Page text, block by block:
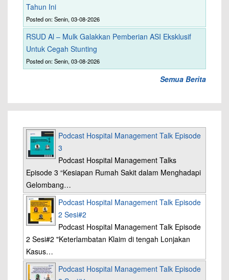
Tahun Ini
Posted on: Senin, 03-08-2026
RSUD Al – Mulk Galakkan Pemberian ASI Eksklusif
Untuk Cegah Stunting
Posted on: Senin, 03-08-2026
Semua Berita
Podcast Hospital Management Talk Episode
3
Podcast Hospital Management Talks
Episode 3 “Kesiapan Rumah Sakit dalam Menghadapi
Gelombang…
Podcast Hospital Management Talk Episode
2 Sesi#2
Podcast Hospital Management Talk Episode
2 Sesi#2 "Keterlambatan Klaim di tengah Lonjakan
Kasus…
Podcast Hospital Management Talk Episode